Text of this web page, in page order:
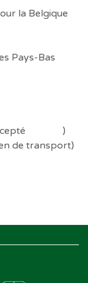
la Belgique
Pays-Bas
)
de transport)